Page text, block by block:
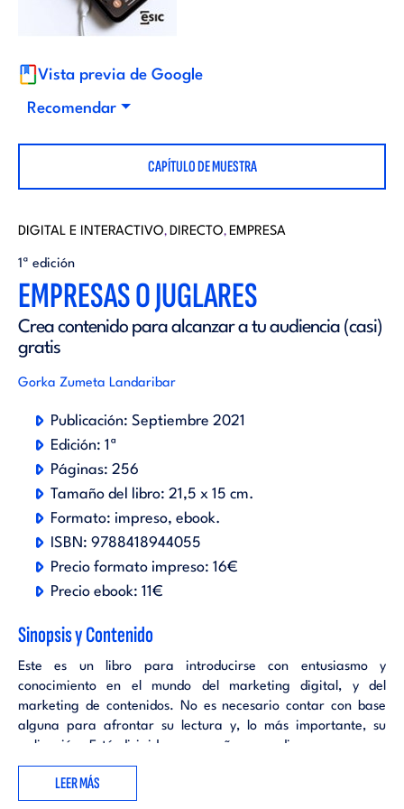
t
o
r
i
a
l
a
Vista previa de Google
Recomendar
CAPÍTULO DE MUESTRA
DIGITAL E INTERACTIVO, DIRECTO, EMPRESA
1ª edición
EMPRESAS O JUGLARES
Crea contenido para alcanzar a tu audiencia (casi)
gratis
Gorka Zumeta Landaribar
Publicación: Septiembre 2021
Edición: 1ª
Páginas: 256
Tamaño del libro: 21,5 x 15 cm.
Formato: impreso ebook.
ISBN: 9788418944055
Precio formato impreso: 16€
Precio ebook: 11€
Sinopsis y Contenido
Este es un libro para introducirse con entusiasmo y
conocimiento en el mundo del marketing digital, y del
marketing de contenidos. No es necesario contar con base
alguna para afrontar su lectura y, lo más importante, su
aplicación. Está dirigido a pequeñas y medianas empresas,
que conforman la mayor parte del tejido empresarial
español, y también a particulares que quieran poner en
LEER MÁS